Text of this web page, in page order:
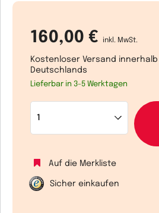
160,00 € inkl. MwSt.
Kostenloser Versand innerhalb
Deutschlands
Lieferbar in 3-5 Werktagen
Auf die Merkliste
Sicher einkaufen